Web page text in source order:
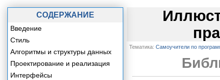
Тематика: Самоучители по
СОДЕРЖАНИЕ
Введение
Стиль
Алгоритмы и структуры данных
Проектирование и реализация
Интерфейсы